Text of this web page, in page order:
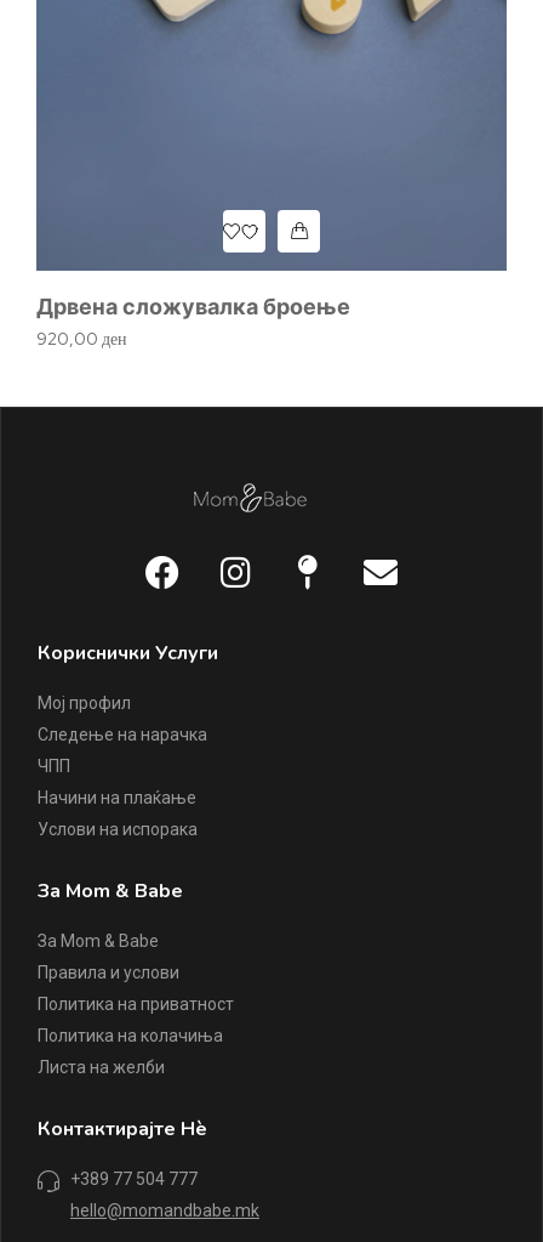
Дрвена сложувалка броење
920,00 ден
Кориснички Услуги
Мој профил
Следење на нарачка
ЧПП
Начини на плаќање
Услови на испорака
За Mom & Babe
За Mom & Babe
Правила и услови
Политика на приватност
Политика на колачиња
Листа на желби
Контактирајте Нè
+389 77 504 777
hello@momandbabe.mk